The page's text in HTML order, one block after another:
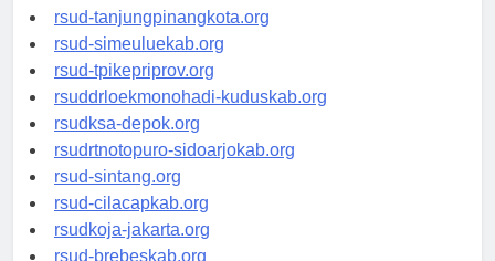
rsud-kotabogor.org
rsud-tanjungpinangkota.org
rsud-simeuluekab.org
rsud-tpikepriprov.org
rsuddrloekmonohadi-kuduskab.org
rsudksa-depok.org
rsudrtnotopuro-sidoarjokab.org
rsud-sintang.org
rsud-cilacapkab.org
rsudkoja-jakarta.org